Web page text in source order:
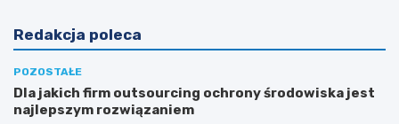
Redakcja poleca
POZOSTAŁE
Dla jakich firm outsourcing ochrony środowiska jest
najlepszym rozwiązaniem